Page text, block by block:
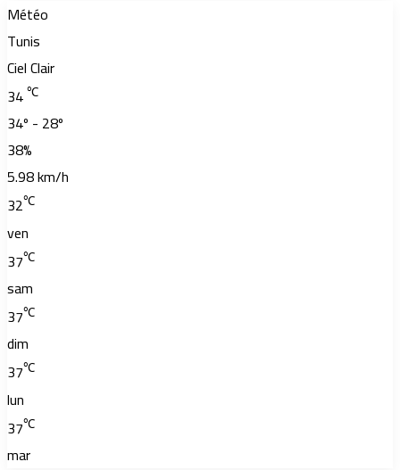
Météo
Tunis
Ciel Clair
34℃
34º - 28º
38%
5.98 km/h
32℃
ven
37℃
sam
37℃
dim
37℃
lun
37℃
mar